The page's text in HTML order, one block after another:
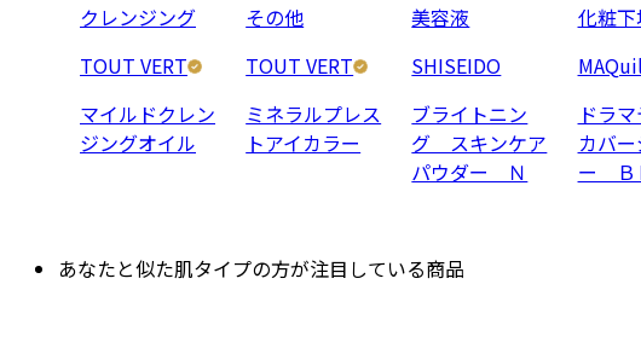
クレンジング
TOUT VERT
マイルドクレン
ジングオイル
その他
TOUT VERT
ミネラルプレス
トアイカラー
美容液
SHISEIDO
ブライトニン
グ スキンケア
パウダー Ｎ
化粧下
ドラ
カバ
ー Ｂ
あなたと似た肌タイプの方が注目している商品